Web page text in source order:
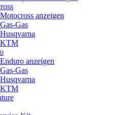
Motocross anzeigen
Gas-Gas
Husqvarna
KTM
Enduro anzeigen
Gas-Gas
Husqvarna
KTM